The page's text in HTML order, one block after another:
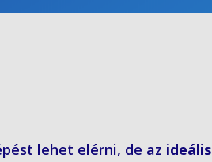
lehet elérni, de az ideális